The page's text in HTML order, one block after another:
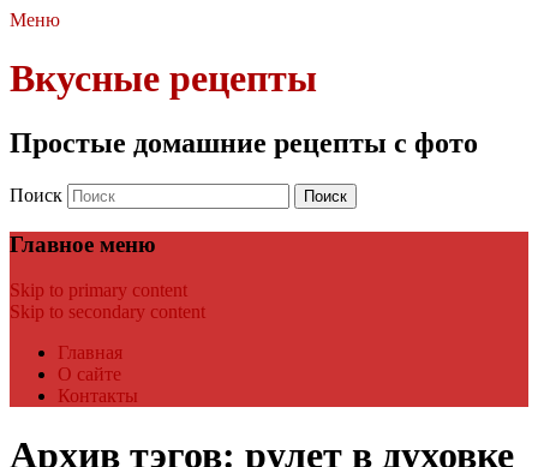
Меню
Вкусные рецепты
Простые домашние рецепты с фото
Поиск
Главное меню
Skip to primary content
Skip to secondary content
Главная
О сайте
Контакты
Архив тэгов: рулет в духовке